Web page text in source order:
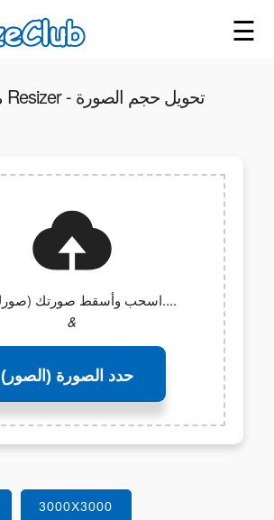
☰
اسحب وأسقط صورتك (صورك) هنا....
&
حدد الصورة (الصور)
3000X3000